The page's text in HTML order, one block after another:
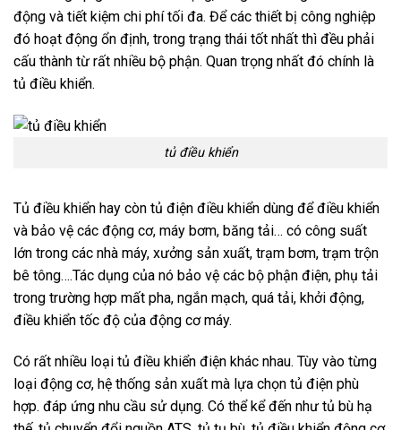
động và tiết kiệm chi phí tối đa. Để các thiết bị công nghiệp
đó hoạt động ổn định, trong trạng thái tốt nhất thì đều phải
cấu thành từ rất nhiều bộ phận. Quan trọng nhất đó chính là
tủ điều khiển.
tủ điều khiển
Tủ điều khiển hay còn tủ điện điều khiển dùng để điều khiển
và bảo vệ các động cơ, máy bơm, băng tải… có công suất
lớn trong các nhà máy, xưởng sản xuất, trạm bơm, trạm trộn
bê tông….Tác dụng của nó bảo vệ các bộ phận điện, phụ tải
trong trường hợp mất pha, ngắn mạch, quá tải, khởi động,
điều khiển tốc độ của động cơ máy.
Có rất nhiều loại tủ điều khiển điện khác nhau. Tùy vào từng
loại động cơ, hệ thống sản xuất mà lựa chọn tủ điện phù
hợp. đáp ứng nhu cầu sử dụng. Có thể kể đến như tủ bù hạ